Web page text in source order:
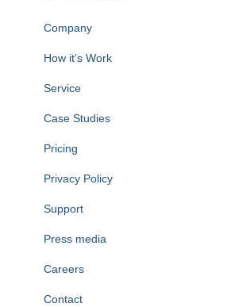
Company
How it’s Work
Service
Case Studies
Pricing
Privacy Policy
Support
Press media
Careers
Contact